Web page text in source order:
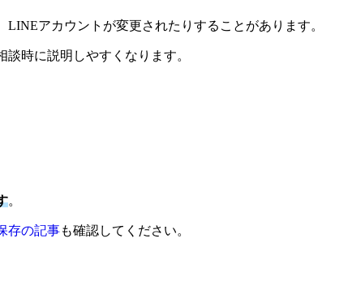
アカウントが変更されたりすることがあります。
時に説明しやすくなります。
。
存の記事も確認してください。